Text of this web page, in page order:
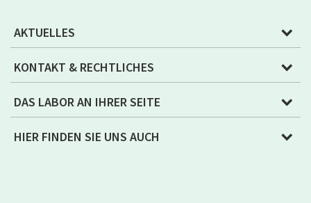
AKTUELLES
KONTAKT & RECHTLICHES
DAS LABOR AN IHRER SEITE
HIER FINDEN SIE UNS AUCH